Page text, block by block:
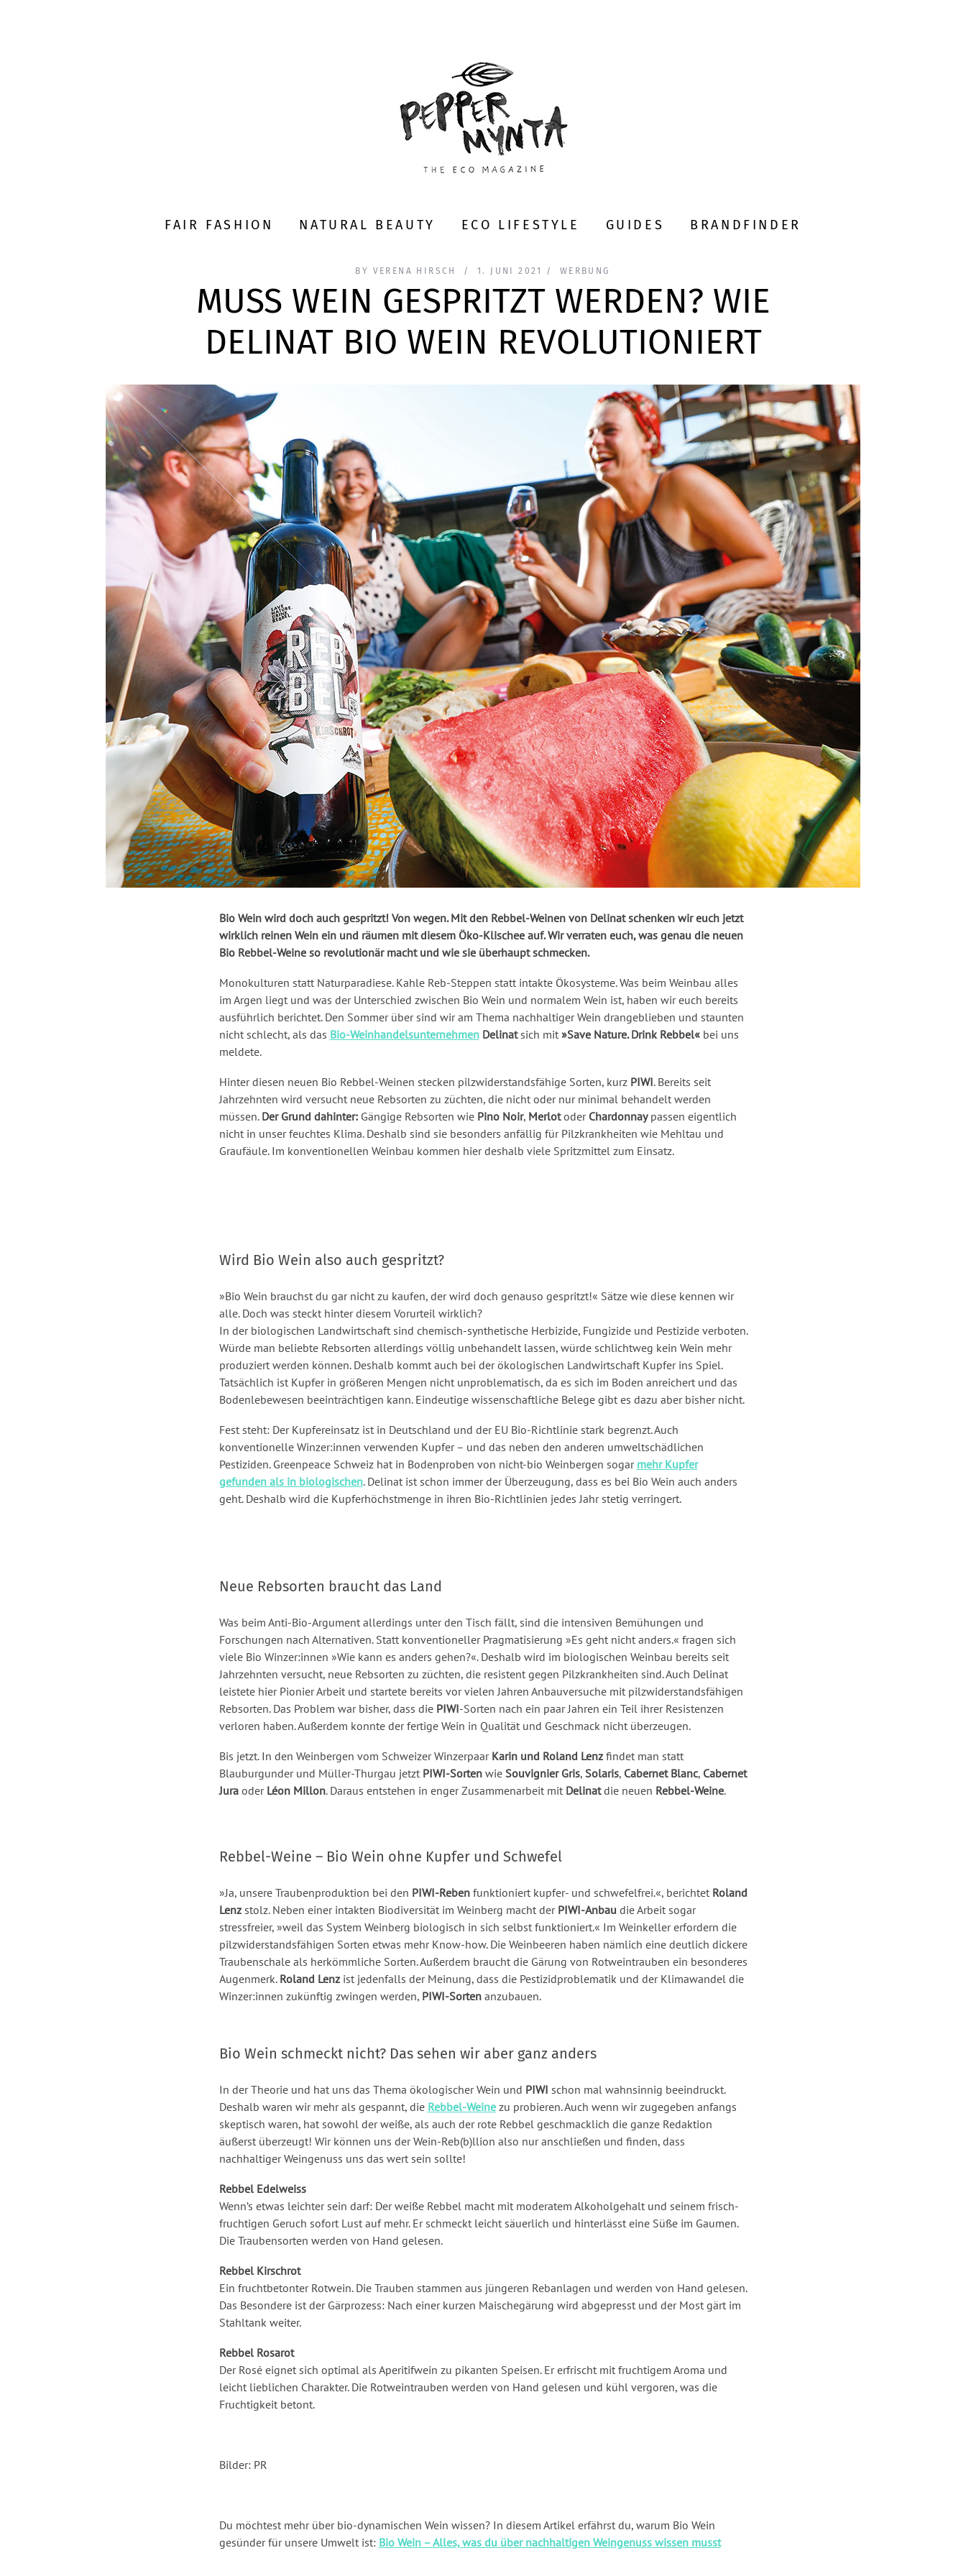
FAIR FASHION NATURAL BEAUTY ECO LIFESTYLE GUIDES BRANDFINDER
BY VERENA HIRSCH 1. JUNI 2021 WERBUNG
MUSS WEIN GESPRITZT WERDEN? WIE
DELINAT BIO WEIN REVOLUTIONIERT
Bio Wein wird doch auch gespritzt! Von wegen. Mit den Rebbel-Weinen von Delinat schenken wir euch jetzt
wirklich reinen Wein ein und räumen mit diesem Öko-Klischee auf. Wir verraten euch, was genau die neuen
Bio Rebbel-Weine so revolutionär macht und wie sie überhaupt schmecken.
Monokulturen statt Naturparadiese. Kahle Reb-Steppen statt intakte Ökosysteme. Was beim Weinbau alles
im Argen liegt und was der Unterschied zwischen Bio Wein und normalem Wein ist, haben wir euch bereits
ausführlich berichtet. Den Sommer über sind wir am Thema nachhaltiger Wein drangeblieben und staunten
nicht schlecht, als das Bio-Weinhandelsunternehmen Delinatsich mit »Save Nature. Drink Rebbel«bei uns
meldete.
Hinter diesen neuen Bio Rebbel-Weinen stecken pilzwiderstandsfähige Sorten, kurz PIWI. Bereits seit
Jahrzehnten wird versucht neue Rebsorten zu züchten, die nicht oder nur minimal behandelt werden
müssen. Der Grund dahinter:Gängige Rebsorten wie Pino Noir, Merlotoder Chardonnaypassen eigentlich
nicht in unser feuchtes Klima. Deshalb sind sie besonders anfällig für Pilzkrankheiten wie Mehltau und
Graufäule. Im konventionellen Weinbau kommen hier deshalb viele Spritzmittel zum Einsatz.
Wird Bio Wein also auch gespritzt?
»Bio Wein brauchst du gar nicht zu kaufen, der wird doch genauso gespritzt!« Sätze wie diese kennen wir
alle. Doch was steckt hinter diesem Vorurteil wirklich?
In der biologischen Landwirtschaft sind chemisch-synthetische Herbizide, Fungizide und Pestizide verboten.
Würde man beliebte Rebsorten allerdings völlig unbehandelt lassen, würde schlichtweg kein Wein mehr
produziert werden können. Deshalb kommt auch bei der ökologischen Landwirtschaft Kupfer ins Spiel.
Tatsächlich ist Kupfer in größeren Mengen nicht unproblematisch, da es sich im Boden anreichert und das
Bodenlebewesen beeinträchtigen kann. Eindeutige wissenschaftliche Belege gibt es dazu aber bisher nicht.
Fest steht: Der Kupfereinsatz ist in Deutschland und der EU Bio-Richtlinie stark begrenzt. Auch
konventionelle Winzer:innen verwenden Kupfer – und das neben den anderen umweltschädlichen
Pestiziden. Greenpeace Schweiz hat in Bodenproben von nicht-bio Weinbergen sogar mehr Kupfer
gefunden als in biologischen. Delinat ist schon immer der Überzeugung, dass es bei Bio Wein auch anders
geht. Deshalb wird die Kupferhöchstmenge in ihren Bio-Richtlinien jedes Jahr stetig verringert.
Neue Rebsorten braucht das Land
Was beim Anti-Bio-Argument allerdings unter den Tisch fällt, sind die intensiven Bemühungen und
Forschungen nach Alternativen. Statt konventioneller Pragmatisierung »Es geht nicht anders.« fragen sich
viele Bio Winzer:innen »Wie kann es anders gehen?«. Deshalb wird im biologischen Weinbau bereits seit
Jahrzehnten versucht, neue Rebsorten zu züchten, die resistent gegen Pilzkrankheiten sind. Auch Delinat
leistete hier Pionier Arbeit und startete bereits vor vielen Jahren Anbauversuche mit pilzwiderstandsfähigen
Rebsorten. Das Problem war bisher, dass die PIWI-Sorten nach ein paar Jahren ein Teil ihrer Resistenzen
verloren haben. Außerdem konnte der fertige Wein in Qualität und Geschmack nicht überzeugen.
Bis jetzt. In den Weinbergen vom Schweizer Winzerpaar Karin und Roland Lenzfindet man statt
Blauburgunder und Müller-Thurgau jetzt PIWI-Sortenwie Souvignier Gris, Solaris, Cabernet Blanc, Cabernet
Juraoder Léon Millon. Daraus entstehen in enger Zusammenarbeit mit Delinatdie neuen Rebbel-Weine.
Rebbel-Weine – Bio Wein ohne Kupfer und Schwefel
»Ja, unsere Traubenproduktion bei den PIWI-Rebenfunktioniert kupfer- und schwefelfrei.«, berichtet Roland
Lenzstolz. Neben einer intakten Biodiversität im Weinberg macht der PIWI-Anbaudie Arbeit sogar
stressfreier, »weil das System Weinberg biologisch in sich selbst funktioniert.« Im Weinkeller erfordern die
pilzwiderstandsfähigen Sorten etwas mehr Know-how. Die Weinbeeren haben nämlich eine deutlich dickere
Traubenschale als herkömmliche Sorten. Außerdem braucht die Gärung von Rotweintrauben ein besonderes
Augenmerk. Roland Lenzist jedenfalls der Meinung, dass die Pestizidproblematik und der Klimawandel die
Winzer:innen zukünftig zwingen werden, PIWI-Sortenanzubauen.
Bio Wein schmeckt nicht? Das sehen wir aber ganz anders
In der Theorie und hat uns das Thema ökologischer Wein und PIWI schon mal wahnsinnig beeindruckt.
Deshalb waren wir mehr als gespannt, die Rebbel-Weinezu probieren. Auch wenn wir zugegeben anfangs
skeptisch waren, hat sowohl der weiße, als auch der rote Rebbel geschmacklich die ganze Redaktion
äußerst überzeugt! Wir können uns der Wein-Reb(b)llion also nur anschließen und finden, dass
nachhaltiger Weingenuss uns das wert sein sollte!
Rebbel Edelweiss
Wenn’s etwas leichter sein darf: Der weiße Rebbel macht mit moderatem Alkoholgehalt und seinem frisch-
fruchtigen Geruch sofort Lust auf mehr. Er schmeckt leicht säuerlich und hinterlässt eine Süße im Gaumen.
Die Traubensorten werden von Hand gelesen.
Rebbel Kirschrot
Ein fruchtbetonter Rotwein. Die Trauben stammen aus jüngeren Rebanlagen und werden von Hand gelesen.
Das Besondere ist der Gärprozess: Nach einer kurzen Maischegärung wird abgepresst und der Most gärt im
Stahltank weiter.
Rebbel Rosarot
Der Rosé eignet sich optimal als Aperitifwein zu pikanten Speisen. Er erfrischt mit fruchtigem Aroma und
leicht lieblichen Charakter. Die Rotweintrauben werden von Hand gelesen und kühl vergoren, was die
Fruchtigkeit betont.
Bilder: PR
Du möchtest mehr über bio-dynamischen Wein wissen? In diesem Artikel erfährst du, warum Bio Wein
gesünder für unsere Umwelt ist: Bio Wein – Alles, was du über nachhaltigen Weingenuss wissen musst